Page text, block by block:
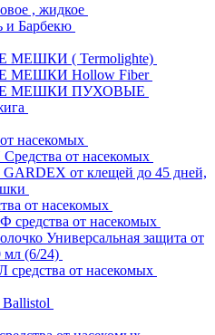
, жидкое
и Барбекю
( Termolighte)
МЕШКИ Hollow Fiber
МЕШКИ ПУХОВЫЕ
насекомых
от насекомых
GARDEX от клещей до 45 дней,
от насекомых
от насекомых
Универсальная защита от
мл (6/24)
от насекомых